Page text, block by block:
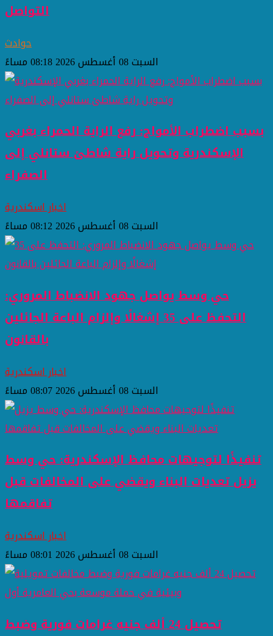
التواصل
حوادث
السبت 08 أغسطس 2026 08:18 مساءً
بسبب اضطراب الأمواج: رفع الراية الحمراء بغربي
الإسكندرية وتحويل راية شاطئ ستانلي إلى
الصفراء
اخبار اسكندرية
السبت 08 أغسطس 2026 08:12 مساءً
حي وسط يواصل جهود الانضباط المروري:
التحفظ على 35 إشغالًا وإلزام الباعة الجائلين
بالقانون
اخبار اسكندرية
السبت 08 أغسطس 2026 08:07 مساءً
تنفيذًا لتوجيهات محافظ الإسكندرية: حي وسط
يزيل تعديات البناء ويقضي على المخالفات قبل
تفاقمها
اخبار اسكندرية
السبت 08 أغسطس 2026 08:01 مساءً
تحصيل 24 ألف جنيه غرامات فورية وضبط